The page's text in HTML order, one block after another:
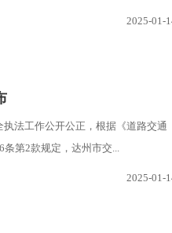
2025-01-
法工作公开公正，根据《道路交通
第2款规定，达州市交...
2025-01-